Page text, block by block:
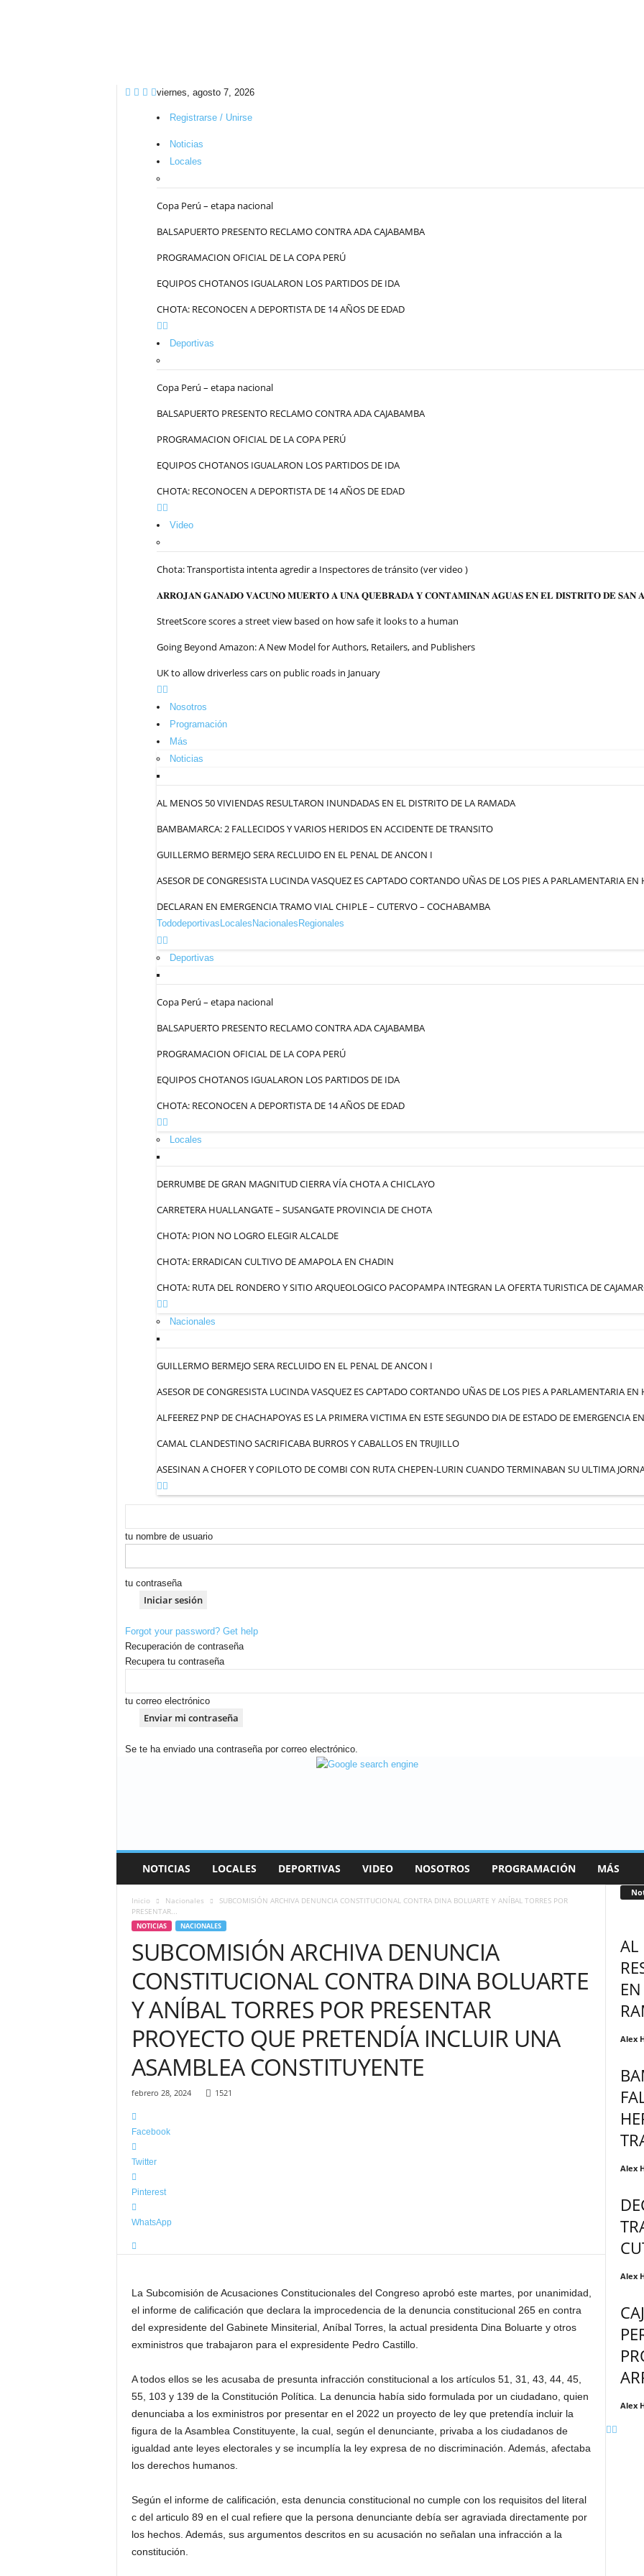
viernes, agosto 7, 2026
Registrarse / Unirse
Noticias
Locales
Copa Perú – etapa nacional
BALSAPUERTO PRESENTO RECLAMO CONTRA ADA CAJABAMBA
PROGRAMACION OFICIAL DE LA COPA PERÚ
EQUIPOS CHOTANOS IGUALARON LOS PARTIDOS DE IDA
CHOTA: RECONOCEN A DEPORTISTA DE 14 AÑOS DE EDAD
Deportivas
Copa Perú – etapa nacional
BALSAPUERTO PRESENTO RECLAMO CONTRA ADA CAJABAMBA
PROGRAMACION OFICIAL DE LA COPA PERÚ
EQUIPOS CHOTANOS IGUALARON LOS PARTIDOS DE IDA
CHOTA: RECONOCEN A DEPORTISTA DE 14 AÑOS DE EDAD
Video
Chota: Transportista intenta agredir a Inspectores de tránsito (ver video )
𝐀𝐑𝐑𝐎𝐉𝐀𝐍 𝐆𝐀𝐍𝐀𝐃𝐎 𝐕𝐀𝐂𝐔𝐍𝐎 𝐌𝐔𝐄𝐑𝐓𝐎 𝐀 𝐔𝐍𝐀 𝐐𝐔𝐄𝐁𝐑𝐀𝐃𝐀 𝐘 𝐂𝐎𝐍𝐓𝐀𝐌𝐈𝐍𝐀𝐍 𝐀𝐆𝐔𝐀𝐒 𝐄𝐍 𝐄𝐋 𝐃𝐈𝐒𝐓𝐑𝐈𝐓𝐎 𝐃𝐄 𝐒𝐀𝐍
StreetScore scores a street view based on how safe it looks to a human
Going Beyond Amazon: A New Model for Authors, Retailers, and Publishers
UK to allow driverless cars on public roads in January
Nosotros
Programación
Más
Noticias
AL MENOS 50 VIVIENDAS RESULTARON INUNDADAS EN EL DISTRITO DE LA RAMADA
BAMBAMARCA: 2 FALLECIDOS Y VARIOS HERIDOS EN ACCIDENTE DE TRANSITO
GUILLERMO BERMEJO SERA RECLUIDO EN EL PENAL DE ANCON I
ASESOR DE CONGRESISTA LUCINDA VASQUEZ ES CAPTADO CORTANDO UÑAS DE LOS PIES A PARLAMENTARIA
DECLARAN EN EMERGENCIA TRAMO VIAL CHIPLE – CUTERVO – COCHABAMBA
Tododeportivas Locales Nacionales Regionales
Deportivas
Copa Perú – etapa nacional
BALSAPUERTO PRESENTO RECLAMO CONTRA ADA CAJABAMBA
PROGRAMACION OFICIAL DE LA COPA PERÚ
EQUIPOS CHOTANOS IGUALARON LOS PARTIDOS DE IDA
CHOTA: RECONOCEN A DEPORTISTA DE 14 AÑOS DE EDAD
Locales
DERRUMBE DE GRAN MAGNITUD CIERRA VÍA CHOTA A CHICLAYO
CARRETERA HUALLANGATE – SUSANGATE PROVINCIA DE CHOTA
CHOTA: PION NO LOGRO ELEGIR ALCALDE
CHOTA: ERRADICAN CULTIVO DE AMAPOLA EN CHADIN
CHOTA: RUTA DEL RONDERO Y SITIO ARQUEOLOGICO PACOPAMPA INTEGRAN LA OFERTA TURISTICA DE
Nacionales
GUILLERMO BERMEJO SERA RECLUIDO EN EL PENAL DE ANCON I
ASESOR DE CONGRESISTA LUCINDA VASQUEZ ES CAPTADO CORTANDO UÑAS DE LOS PIES A PARLAMENTARIA
ALFEEREZ PNP DE CHACHAPOYAS ES LA PRIMERA VICTIMA EN ESTE SEGUNDO DIA DE ESTADO DE EMERGENCIA
CAMAL CLANDESTINO SACRIFICABA BURROS Y CABALLOS EN TRUJILLO
ASESINAN A CHOFER Y COPILOTO DE COMBI CON RUTA CHEPEN-LURIN CUANDO TERMINABAN SU ULTIMA
tu nombre de usuario
tu contraseña
Forgot your password? Get help
Recuperación de contraseña
Recupera tu contraseña
tu correo electrónico
Se te ha enviado una contraseña por correo electrónico.
a
NOTICIAS LOCALES DEPORTIVAS VIDEO NOSOTROS PROGRAMACIÓN MÁS
Inicio Nacionales
SUBCOMISIÓN ARCHIVA DENUNCIA CONSTITUCIONAL CONTRA DINA BOLUARTE Y ANÍBAL TORRES POR
PRESENTAR...
NOTICIAS NACIONALES
SUBCOMISIÓN ARCHIVA DENUNCIA
CONSTITUCIONAL CONTRA DINA BOLUARTE
Y ANÍBAL TORRES POR PRESENTAR
PROYECTO QUE PRETENDÍA INCLUIR UNA
ASAMBLEA CONSTITUYENTE
febrero 28, 2024 1521
Facebook
Twitter
Pinterest
WhatsApp
La Subcomisión de Acusaciones Constitucionales del Congreso aprobó este martes, por unanimidad,
el informe de calificación que declara la improcedencia de la denuncia constitucional 265 en contra
del expresidente del Gabinete Minsiterial, Aníbal Torres, la actual presidenta Dina Boluarte y otros
exministros que trabajaron para el expresidente Pedro Castillo.
A todos ellos se les acusaba de presunta infracción constitucional a los artículos 51, 31, 43, 44, 45,
55, 103 y 139 de la Constitución Política. La denuncia había sido formulada por un ciudadano, quien
denunciaba a los exministros por presentar en el 2022 un proyecto de ley que pretendía incluir la
figura de la Asamblea Constituyente, la cual, según el denunciante, privaba a los ciudadanos de
igualdad ante leyes electorales y se incumplía la ley expresa de no discriminación. Además, afectaba
los derechos humanos.
Según el informe de calificación, esta denuncia constitucional no cumple con los requisitos del literal
c del articulo 89 en el cual refiere que la persona denunciante debía ser agraviada directamente por
los hechos. Además, sus argumentos descritos en su acusación no señalan una infracción a la
constitución.
AL
Alex
Alex
Alex
Alex